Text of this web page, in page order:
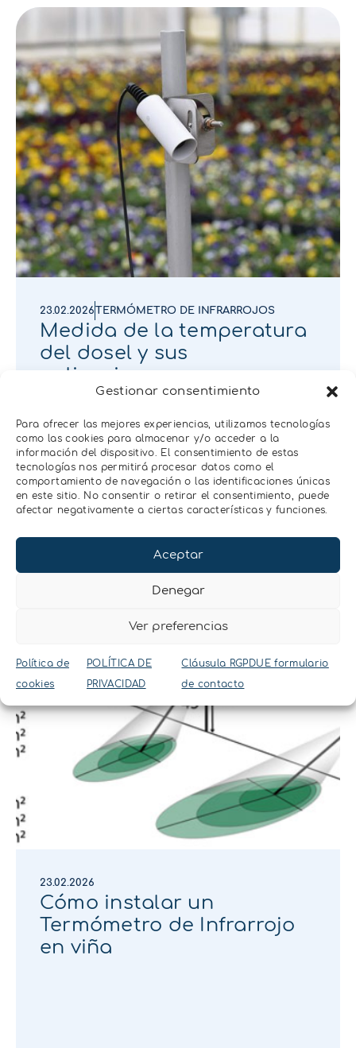
Gestionar consentimiento
Para ofrecer las mejores experiencias, utilizamos tecnologías
como las cookies para almacenar y/o acceder a la
información del dispositivo. El consentimiento de estas
tecnologías nos permitirá procesar datos como el
comportamiento de navegación o las identificaciones únicas
en este sitio. No consentir o retirar el consentimiento, puede
afectar negativamente a ciertas características y funciones.
Aceptar
Denegar
Ver preferencias
Política de
cookies
POLÍTICA DE
PRIVACIDAD
Cláusula RGPDUE formulario
de contacto
23.02.2026 TERMÓMETRO DE INFRARROJOS
Medida de la temperatura
del dosel y sus
aplicaciones
23.02.2026
Cómo instalar un
Termómetro de Infrarrojo
en viña